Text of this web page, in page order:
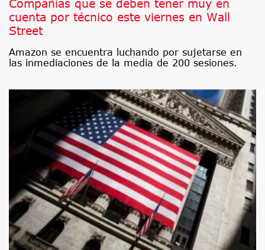
Compañías que se deben tener muy en
cuenta por técnico este viernes en Wall
Street
Amazon se encuentra luchando por sujetarse en
las inmediaciones de la media de 200 sesiones.